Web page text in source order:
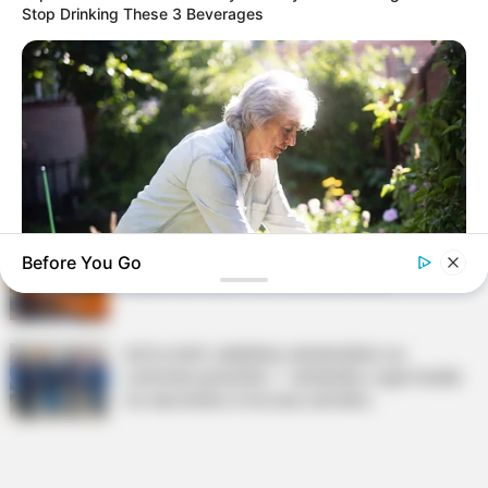
Terceiro lote da restituição do IR paga R$
4,61 bilhões para 2,7 milhões de
contribuintes.
Motos e bicicletas para ACS e ACE: veja o
passo a passo para conseguir o benefício.
PLP 185 continua travado na Câmara dos
Deputados por erro em seu texto.
Stop Drinking These 3 Beverages
2026 Joint Wellness Assessment Is Now Available
Before You Go